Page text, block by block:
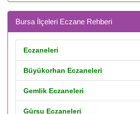
Bursa İlçeleri Eczane Rehberi
Eczaneleri
Büyükorhan Eczaneleri
Gemlik Eczaneleri
Gürsu Eczaneleri